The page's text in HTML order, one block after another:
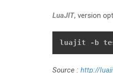
LuaJIT, version
luajit -b
Source : http://